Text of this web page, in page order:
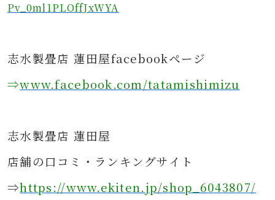
Pv_0ml1PLOffJxWYA
志水製畳店 蓮田屋facebookページ
⇒www.facebook.com/tatamishimizu
志水製畳店 蓮田屋
店舗の口コミ・ランキングサイト
⇒https://www.ekiten.jp/shop_6043807/